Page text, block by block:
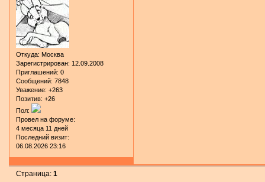
Откуда: Москва
Зарегистрирован: 12.09.2008
Приглашений: 0
Сообщений: 7848
Уважение: +263
Позитив: +26
Пол:
Провел на форуме:
4 месяца 11 дней
Последний визит:
06.08.2026 23:16
Страница:1